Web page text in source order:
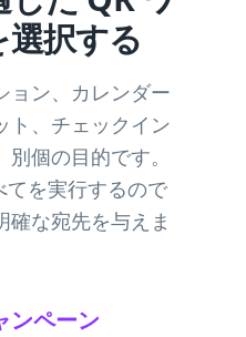
択する
ョン、カレンダー
ト、チェックイン
個の目的です。
てを実行するので
確な宛先を与えま
ンペーン